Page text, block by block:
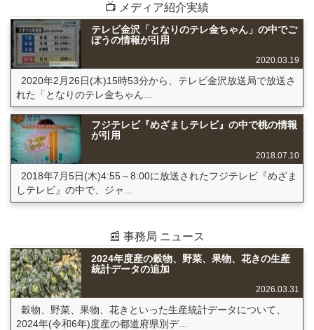
📺 メディア紹介実績
テレビ金沢「となりのテレ金ちゃん」の中でご
ぼうの情報が引用
2020.03.19
2020年2月26日(木)15時53分から、テレビ金沢放送局で放送さ
れた「となりのテレ金ちゃん...
フジテレビ『めざましテレビ』の中で桃の情報
が引用
2018.07.10
2018年7月5日(木)4:55～8:00に放送されたフジテレビ『めざま
しテレビ』の中で、ジャ...
📰 事務局 ニュース
2024年度産の穀物、野菜、果物、花きの生産
統計データの追加
2026.03.31
穀物、野菜、果物、花きといった生産統計データについて、
2024年(令和6年)度産の都道府県別デ...